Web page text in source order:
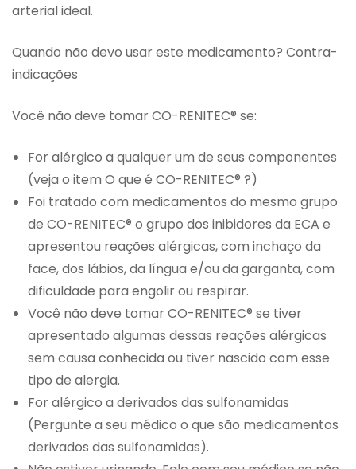
arterial ideal.
Quando não devo usar este medicamento? Contra-
indicações
Você não deve tomar CO-RENITEC® se:
For alérgico a qualquer um de seus componentes
(veja o item O que é CO-RENITEC® ?)
Foi tratado com medicamentos do mesmo grupo
de CO-RENITEC® o grupo dos inibidores da ECA e
apresentou reações alérgicas, com inchaço da
face, dos lábios, da língua e/ou da garganta, com
dificuldade para engolir ou respirar.
Você não deve tomar CO-RENITEC® se tiver
apresentado algumas dessas reações alérgicas
sem causa conhecida ou tiver nascido com esse
tipo de alergia.
For alérgico a derivados das sulfonamidas
(Pergunte a seu médico o que são medicamentos
derivados das sulfonamidas).